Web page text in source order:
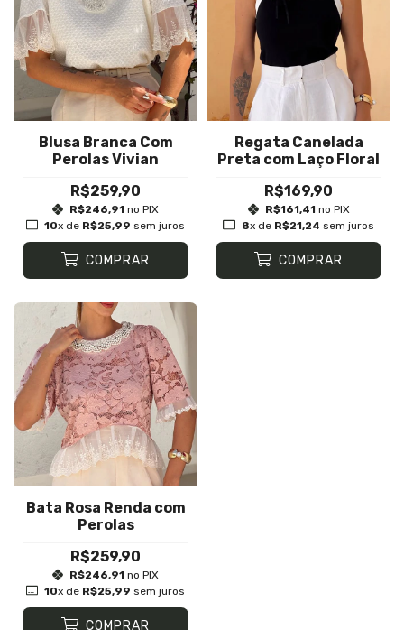
Blusa Branca Com
Perolas Vivian
R$259,90
R$246,91 no PIX
10x de R$25,99 sem juros
COMPRAR
Regata Canelada
Preta com Laço Floral
R$169,90
R$161,41 no PIX
8x de R$21,24 sem juros
COMPRAR
Bata Rosa Renda com
Perolas
R$259,90
R$246,91 no PIX
10x de R$25,99 sem juros
COMPRAR